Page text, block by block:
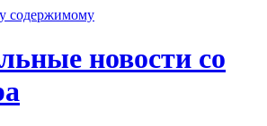
содержимому
новости со